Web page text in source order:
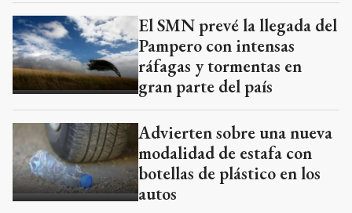
El SMN prevé la llegada del
Pampero con intensas
ráfagas y tormentas en
gran parte del país
Advierten sobre una nueva
modalidad de estafa con
botellas de plástico en los
autos